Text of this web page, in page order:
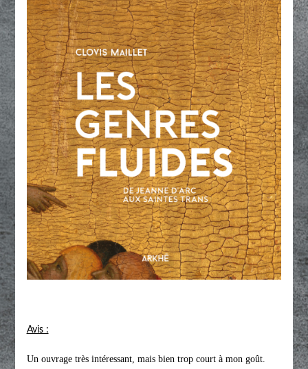
Avis :
Un ouvrage très intéressant, mais bien trop court à mon goût.